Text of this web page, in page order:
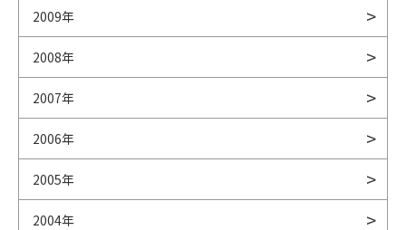
2009年
2008年
2007年
2006年
2005年
2004年